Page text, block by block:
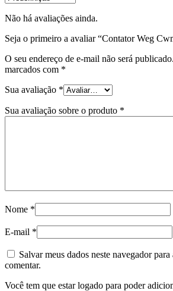
Não há avaliações ainda.
Seja o primeiro a avaliar “Contator Weg
O seu endereço de e-mail não será publicado.
marcados com *
Sua avaliação *
Sua avaliação sobre o produto *
Nome *
E-mail *
Salvar meus dados neste navegador
comentar.
Você tem que estar logado para poder